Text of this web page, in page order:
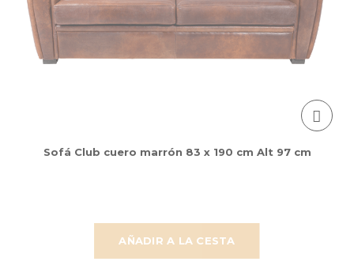
AÑADIR A LA CESTA
Sofá Club cuero marrón 83 x 190 cm Alt 97 cm